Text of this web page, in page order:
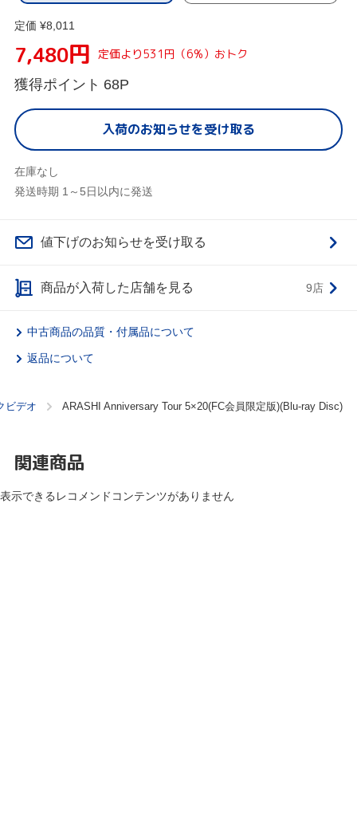
定価 ¥8,011
7,480円 定価より531円（6%）おトク
獲得ポイント 68P
入荷のお知らせを受け取る
在庫なし
発送時期 1～5日以内に発送
値下げのお知らせを受け取る
商品が入荷した店舗を見る 9店
中古商品の品質・付属品について
返品について
ビデオ ARASHI Anniversary Tour 5×20(FC会員限定版)(Blu-ray Disc)
関連商品
表示できるレコメンドコンテンツがありません